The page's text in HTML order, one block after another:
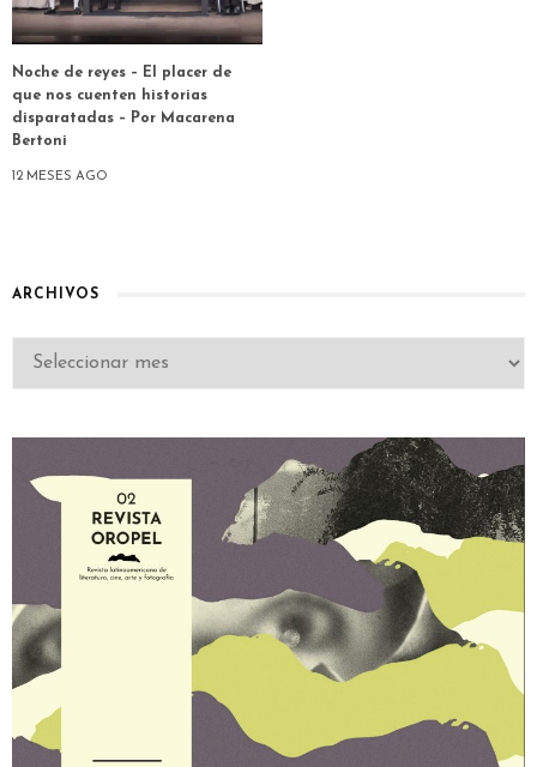
Noche de reyes – El placer de
que nos cuenten historias
disparatadas – Por Macarena
Bertoni
12 MESES AGO
ARCHIVOS